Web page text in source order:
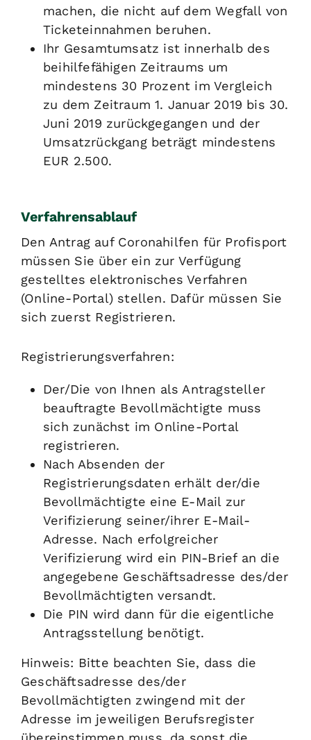
machen, die nicht auf dem Wegfall von
Ticketeinnahmen beruhen.
Ihr Gesamtumsatz ist innerhalb des
beihilfefähigen Zeitraums um
mindestens 30 Prozent im Vergleich
zu dem Zeitraum 1. Januar 2019 bis 30.
Juni 2019 zurückgegangen und der
Umsatzrückgang beträgt mindestens
EUR 2.500.
Verfahrensablauf
Den Antrag auf Coronahilfen für Profisport
müssen Sie über ein zur Verfügung
gestelltes elektronisches Verfahren
(Online-Portal) stellen. Dafür müssen Sie
sich zuerst Registrieren.
Registrierungsverfahren:
Der/Die von Ihnen als Antragsteller
beauftragte Bevollmächtigte muss
sich zunächst im Online-Portal
registrieren.
Nach Absenden der
Registrierungsdaten erhält der/die
Bevollmächtigte eine E-Mail zur
Verifizierung seiner/ihrer E-Mail-
Adresse. Nach erfolgreicher
Verifizierung wird ein PIN-Brief an die
angegebene Geschäftsadresse des/der
Bevollmächtigten versandt.
Die PIN wird dann für die eigentliche
Antragsstellung benötigt.
Hinweis: Bitte beachten Sie, dass die
Geschäftsadresse des/der
Bevollmächtigten zwingend mit der
Adresse im jeweiligen Berufsregister